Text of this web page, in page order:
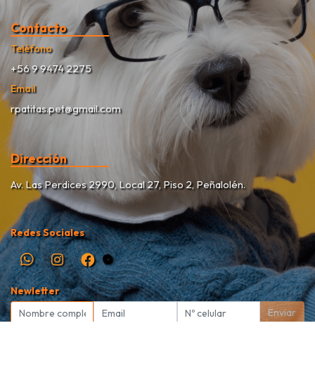
Contacto
Teléfono
+56 9 9474 2275
Email
rpatitas.pet@gmail.com
Dirección
Av. Las Perdices 2990, Local 27, Piso 2, Peñalolén.
Redes Sociales
Newletter
Enviar